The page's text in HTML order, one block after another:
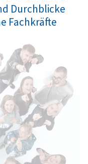
Durchblicke
Fachkräfte